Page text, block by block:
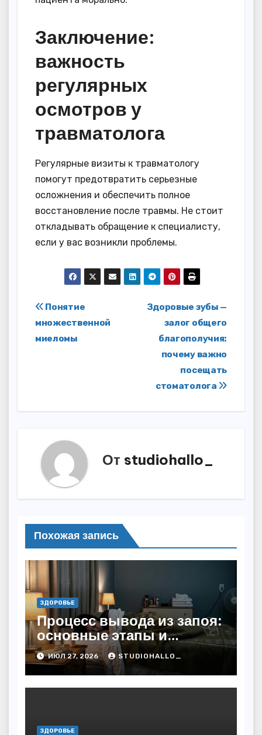
Заключение:
важность
регулярных
осмотров у
травматолога
Регулярные визиты к травматологу
помогут предотвратить серьезные
осложнения и обеспечить полное
восстановление после травмы. Не стоит
откладывать обращение к специалисту,
если у вас возникли проблемы.
Навигация
по
Здоровые зубы —
залог общего
благополучия:
почему важно
посещать
стоматолога
Понятие
множественной
миеломы
От studiohallo_
Похожая запись
ЗДОРОВЬЕ
Процесс вывода из запоя:
основные этапы и
методы
ИЮЛ 27, 2026 STUDIOHALLO_
ЗДОРОВЬЕ